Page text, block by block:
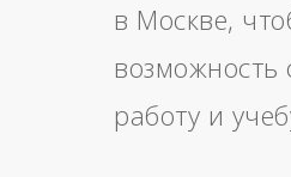
в Москве,
работу и